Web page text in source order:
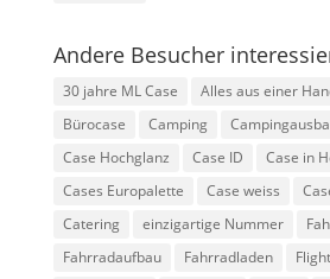
Andere Besucher
30 jahre ML Case Alles aus einer
Bürocase
Camping
Case Hochglanz
Case ID
Case in
Cases Europalette
Case weiss
Catering
einzigartige Nummer
Fahrradaufbau
Fahrradladen